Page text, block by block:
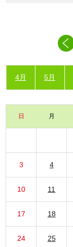
4月 5月
日 月
3 4
10 11
17 18
24 25